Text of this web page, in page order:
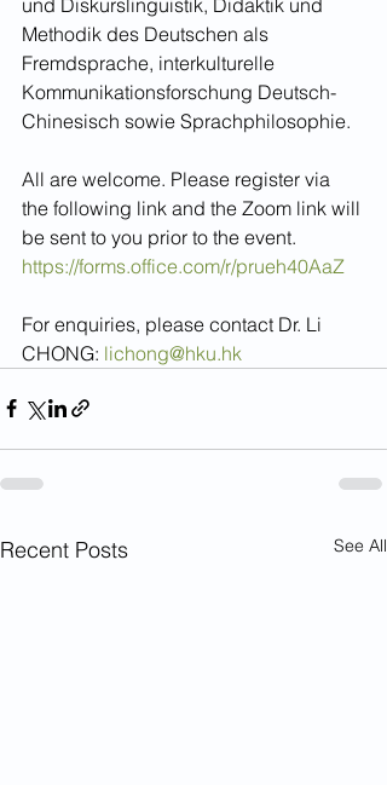
Methodik des Deutschen als
Fremdsprache, interkulturelle
Kommunikationsforschung Deutsch-
Chinesisch sowie Sprachphilosophie.
All are welcome. Please register via
the following link and the Zoom link will
be sent to you prior to the event.
https://forms.office.com/r/prueh40AaZ
For enquiries, please contact Dr. Li
CHONG: lichong@hku.hk
Recent Posts See All